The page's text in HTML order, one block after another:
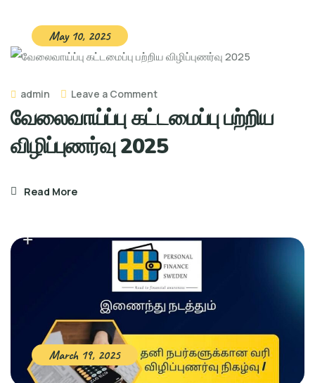
May 10, 2025
admin Leave a Commenton
வேலைவாய்ப்பு
கட்டமைப்பு
பற்றிய
வேலைவாய்ப்பு கட்டமைப்பு பற்றிய
விழிப்புணர்வு 2025
Read More
March 19, 2025